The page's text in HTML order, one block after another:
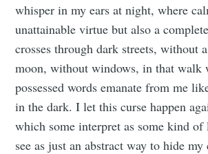
whisper in my ears at night, where
unattainable virtue but also a
crosses through dark streets, without
moon, without windows, in that walk
possessed words emanate from me
in the dark. I let this curse happen
which some interpret as some kind of
see as just an abstract way to hide my